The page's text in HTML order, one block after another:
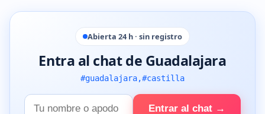
Abierta 24 h · sin registro
Entra al chat de Guadalajara
#guadalajara,#castilla
Tu
Entrar al chat →